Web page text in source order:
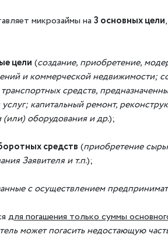
микрозаймы на 3 основных цели
цели (создание, приобретение,
и коммерческой недвижимости;
средств,
капитальный ремонт,
оборудования и др.);
средств (приобретение
Заявителя и т.п.);
с осуществлением
для погашения только суммы
может погасить недостающую